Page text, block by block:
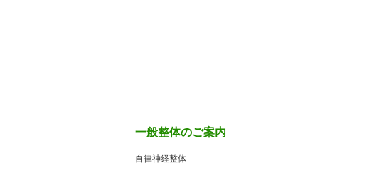
一般整体のご案内
自律神経整体